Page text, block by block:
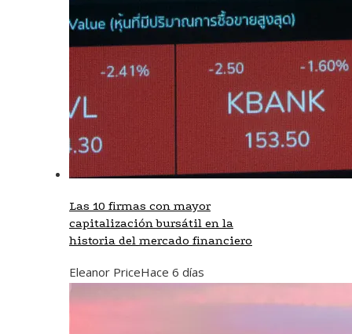
Las 10 firmas con mayor
capitalización bursátil en la
historia del mercado financiero
Eleanor PriceHace 6 días